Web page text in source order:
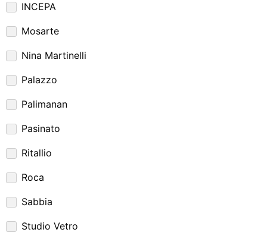
INCEPA
Mosarte
Nina Martinelli
Palazzo
Palimanan
Pasinato
Ritallio
Roca
Sabbia
Studio Vetro